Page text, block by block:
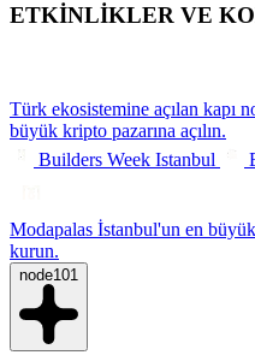
ETKİNLİKLER VE
Türk ekosistemine açılan kapı
büyük kripto pazarına açılın.
Builders Week Istanbul
Modapalas İstanbul'un en
kurun.
node101